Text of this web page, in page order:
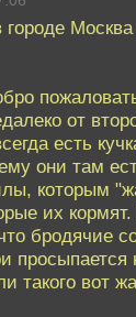
городе
от
есть
они там
которым
их
бродячие
такого вот